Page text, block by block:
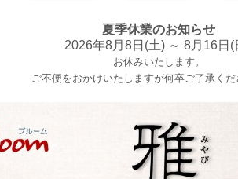
夏季休業のお知らせ
2026年8月8日(土) ～ 8月16日(
お休みいたします。
ご不便をおかけいたしますが何卒ご了承くだ